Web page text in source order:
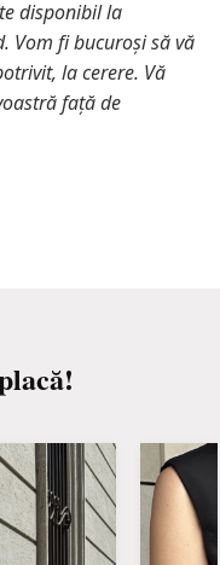
componente
vă vom oferi
asemenea,
proaspete,
disponibil la
Vom fi bucuroși să vă
la cerere. Vă
față de